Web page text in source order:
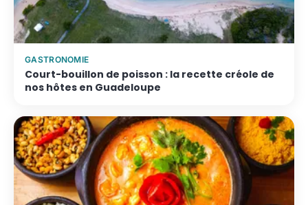
GASTRONOMIE
Court-bouillon de poisson : la recette créole de
nos hôtes en Guadeloupe